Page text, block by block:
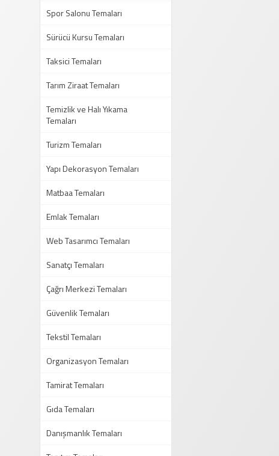
Spor Salonu Temaları
Sürücü Kursu Temaları
Taksici Temaları
Tarım Ziraat Temaları
Temizlik ve Halı Yıkama
Temaları
Turizm Temaları
Yapı Dekorasyon Temaları
Matbaa Temaları
Emlak Temaları
Web Tasarımcı Temaları
Sanatçı Temaları
Çağrı Merkezi Temaları
Güvenlik Temaları
Tekstil Temaları
Organizasyon Temaları
Tamirat Temaları
Gıda Temaları
Danışmanlık Temaları